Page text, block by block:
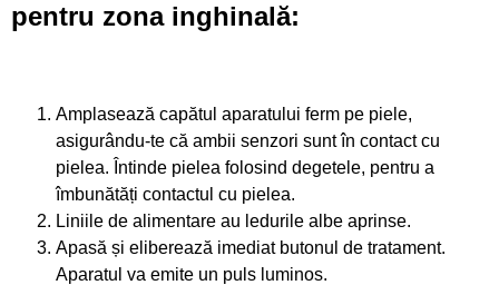
pentru zona inghinală:
Amplasează capătul aparatului ferm pe piele,
asigurându-te că ambii senzori sunt în contact cu
pielea. Întinde pielea folosind degetele, pentru a
îmbunătăți contactul cu pielea.
Liniile de alimentare au ledurile albe aprinse.
Apasă și eliberează imediat butonul de tratament.
Aparatul va emite un puls luminos.